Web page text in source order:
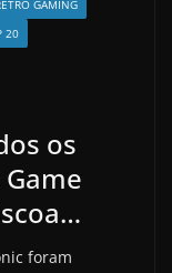
GAMING
20
os
foram